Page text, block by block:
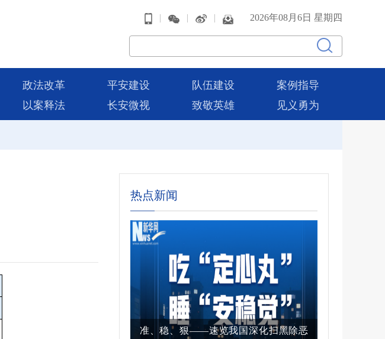
| | | 2026年08月6日 星期四
政法改革 平安建设 队伍建设
案例指导
以案释法 长安微视 致敬英雄 见义勇为
热点新闻
准、稳、狠——速览我国深化扫黑除恶